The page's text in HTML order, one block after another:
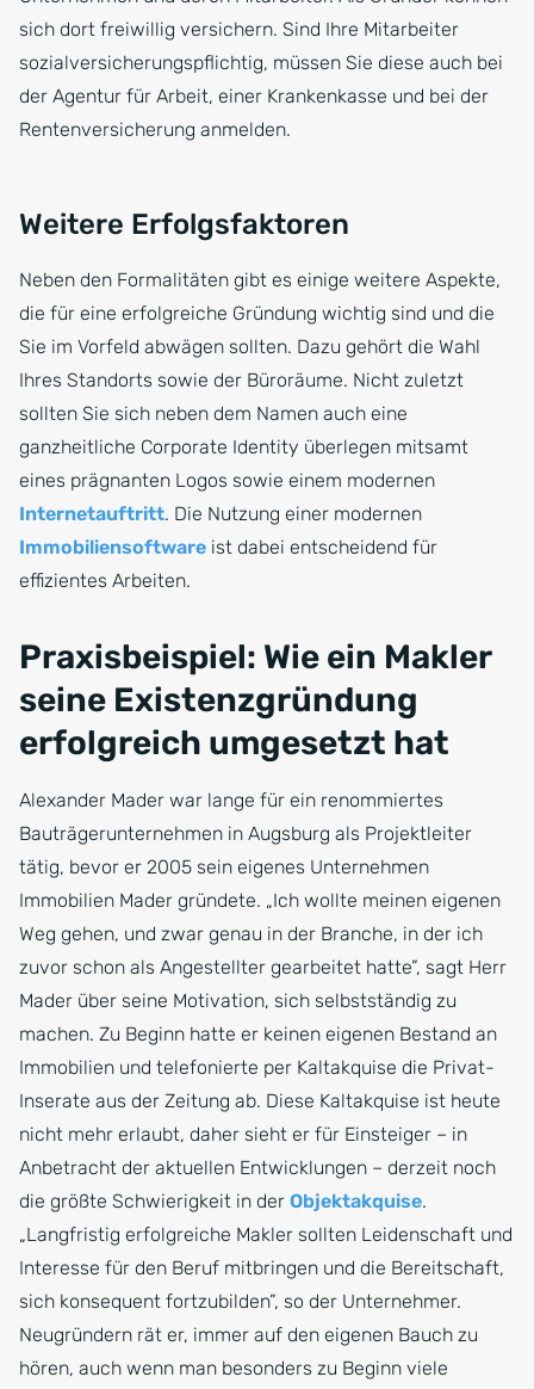
sich dort freiwillig versichern. Sind Ihre Mitarbeiter
sozialversicherungspflichtig, müssen Sie diese auch bei
der Agentur für Arbeit, einer Krankenkasse und bei der
Rentenversicherung anmelden.
Weitere Erfolgsfaktoren
Neben den Formalitäten gibt es einige weitere Aspekte,
die für eine erfolgreiche Gründung wichtig sind und die
Sie im Vorfeld abwägen sollten. Dazu gehört die Wahl
Ihres Standorts sowie der Büroräume. Nicht zuletzt
sollten Sie sich neben dem Namen auch eine
ganzheitliche Corporate Identity überlegen mitsamt
eines prägnanten Logos sowie einem modernen
Internetauftritt. Die Nutzung einer modernen
Immobiliensoftware ist dabei entscheidend für
effizientes Arbeiten.
Praxisbeispiel: Wie ein Makler
seine Existenzgründung
erfolgreich umgesetzt hat
Alexander Mader war lange für ein renommiertes
Bauträgerunternehmen in Augsburg als Projektleiter
tätig, bevor er 2005 sein eigenes Unternehmen
Immobilien Mader gründete. „Ich wollte meinen eigenen
Weg gehen, und zwar genau in der Branche, in der ich
zuvor schon als Angestellter gearbeitet hatte”, sagt Herr
Mader über seine Motivation, sich selbstständig zu
machen. Zu Beginn hatte er keinen eigenen Bestand an
Immobilien und telefonierte per Kaltakquise die Privat-
Inserate aus der Zeitung ab. Diese Kaltakquise ist heute
nicht mehr erlaubt, daher sieht er für Einsteiger – in
Anbetracht der aktuellen Entwicklungen – derzeit noch
die größte Schwierigkeit in der Objektakquise.
„Langfristig erfolgreiche Makler sollten Leidenschaft und
Interesse für den Beruf mitbringen und die Bereitschaft,
sich konsequent fortzubilden”, so der Unternehmer.
Neugründern rät er, immer auf den eigenen Bauch zu
hören, auch wenn man besonders zu Beginn viele